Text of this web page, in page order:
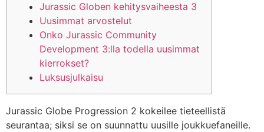
Jurassic Globen kehitysvaiheesta 3
Uusimmat arvostelut
Onko Jurassic Community
Development 3:lla todella uusimmat
kierrokset?
Luksusjulkaisu
Jurassic Globe Progression 2 kokeilee tieteellistä
seurantaa; siksi se on suunnattu uusille joukkuefaneille.